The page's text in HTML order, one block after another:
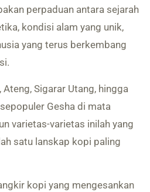
perpaduan antara sejarah
kondisi alam yang unik,
yang terus berkembang
Sigarar Utang, hingga
Gesha di mata
varietas-varietas inilah yang
satu lanskap kopi paling
kopi yang mengesankan